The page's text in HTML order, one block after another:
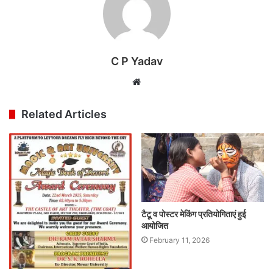
C P Yadav
Website
Related Articles
टैटू व पोस्टर मेकिंग प्रतियोगिताएं हुई
आयोजित
February 11, 2026